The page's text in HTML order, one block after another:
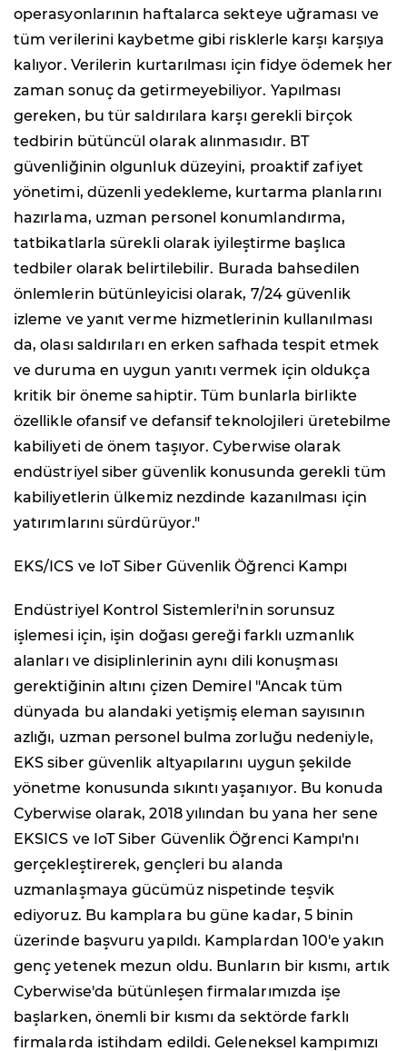
operasyonlarının haftalarca sekteye uğraması ve
tüm verilerini kaybetme gibi risklerle karşı karşıya
kalıyor. Verilerin kurtarılması için fidye ödemek her
zaman sonuç da getirmeyebiliyor. Yapılması
gereken, bu tür saldırılara karşı gerekli birçok
tedbirin bütüncül olarak alınmasıdır. BT
güvenliğinin olgunluk düzeyini, proaktif zafiyet
yönetimi, düzenli yedekleme, kurtarma planlarını
hazırlama, uzman personel konumlandırma,
tatbikatlarla sürekli olarak iyileştirme başlıca
tedbiler olarak belirtilebilir. Burada bahsedilen
önlemlerin bütünleyicisi olarak, 7/24 güvenlik
izleme ve yanıt verme hizmetlerinin kullanılması
da, olası saldırıları en erken safhada tespit etmek
ve duruma en uygun yanıtı vermek için oldukça
kritik bir öneme sahiptir. Tüm bunlarla birlikte
özellikle ofansif ve defansif teknolojileri üretebilme
kabiliyeti de önem taşıyor. Cyberwise olarak
endüstriyel siber güvenlik konusunda gerekli tüm
kabiliyetlerin ülkemiz nezdinde kazanılması için
yatırımlarını sürdürüyor."
EKS/ICS ve IoT Siber Güvenlik Öğrenci Kampı
Endüstriyel Kontrol Sistemleri'nin sorunsuz
işlemesi için, işin doğası gereği farklı uzmanlık
alanları ve disiplinlerinin aynı dili konuşması
gerektiğinin altını çizen Demirel "Ancak tüm
dünyada bu alandaki yetişmiş eleman sayısının
azlığı, uzman personel bulma zorluğu nedeniyle,
EKS siber güvenlik altyapılarını uygun şekilde
yönetme konusunda sıkıntı yaşanıyor. Bu konuda
Cyberwise olarak, 2018 yılından bu yana her sene
EKSICS ve IoT Siber Güvenlik Öğrenci Kampı'nı
gerçekleştirerek, gençleri bu alanda
uzmanlaşmaya gücümüz nispetinde teşvik
ediyoruz. Bu kamplara bu güne kadar, 5 binin
üzerinde başvuru yapıldı. Kamplardan 100'e yakın
genç yetenek mezun oldu. Bunların bir kısmı, artık
Cyberwise'da bütünleşen firmalarımızda işe
başlarken, önemli bir kısmı da sektörde farklı
firmalarda istihdam edildi. Geleneksel kampımızı